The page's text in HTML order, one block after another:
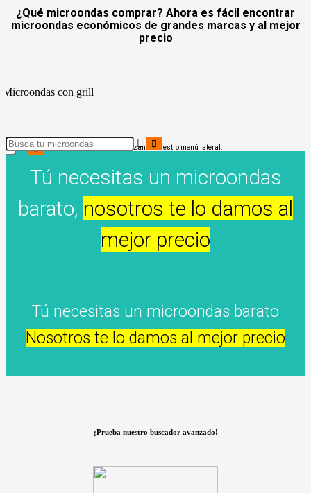
¿Qué microondas comprar? Ahora es fácil encontrar
microondas económicos de grandes marcas y al mejor
precio
cualquier característica o precio utilizando nuestro menú lateral.
Tú necesitas un microondas
barato, nosotros te lo damos al
mejor precio
Tú necesitas un microondas barato
Nosotros te lo damos al mejor precio
¡Prueba nuestro buscador avanzado!